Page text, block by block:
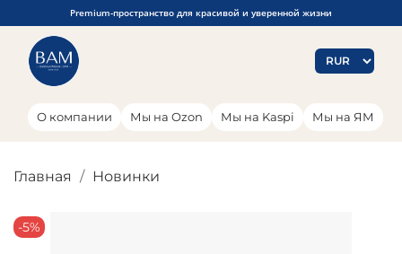
Premium-пространство для красивой и уверенной жизни
О компании Мы на Ozon Мы на Kaspi Мы на ЯМ
Главная Новинки
-5%